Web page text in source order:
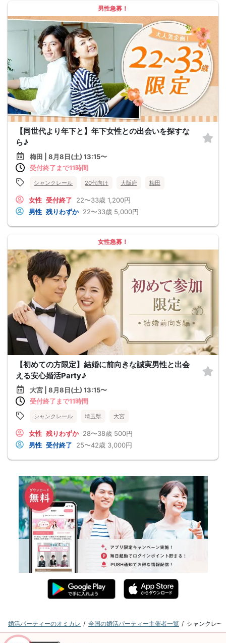
男性急募！
【同世代より年下と】年下女性との出会いを探すな
ら♪
梅田 | 8月8日(土) 13:15〜
受付終了まで11時間
シャンクレール 20代向け 大阪府 梅田
女性 受付終了 22〜33歳 1,200円
男性 残りわずか 22〜33歳 5,000円
女性急募！
【初めての方限定】結婚に前向きな誠実男性と出会
える安心婚活Party♪
大宮 | 8月8日(土) 13:15〜
受付終了まで11時間
シャンクレール 埼玉県 大宮
女性 残りわずか 28〜38歳 500円
男性 受付終了 25〜42歳 3,000円
婚活パーティーのオミカレ 全国の婚活パーティー主催者一覧 シャンクレー